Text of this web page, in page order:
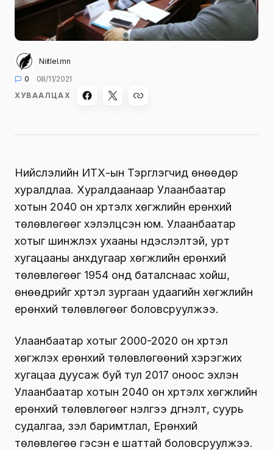
Niitlel.mn
0
08/11/2021
ХУВААЛЦАХ
Нийслэлийн ИТХ-ын Тэргүүлэгчид өнөөдөр
хуралдлаа. Хуралдаанаар Улаанбаатар
хотын 2040 он хүртэлх хөгжлийн ерөнхий
төлөвлөгөөг хэлэлцсэн юм. Улаанбаатар
хотыг шинжлэх ухааны үндэслэлтэй, урт
хугацааны анхдугаар хөгжлийн ерөнхий
төлөвлөгөөг 1954 онд баталснаас хойш,
өнөөдрийг хүртэл зургаан удаагийн хөгжлийн
ерөнхий төлөвлөгөөг боловсруулжээ.
Улаанбаатар хотыг 2000-2020 он хүртэл
хөгжүүлэх ерөнхий төлөвлөгөөний хэрэгжих
хугацаа дуусаж буй тул 2017 оноос эхлэн
Улаанбаатар хотын 2040 он хүртэлх хөгжлийн
ерөнхий төлөвлөгөөг үнэлгээ дүгнэлт, суурь
судалгаа, үзэл баримтлал, Ерөнхий
төлөвлөгөө гэсэн үе шаттай боловсруулжээ.